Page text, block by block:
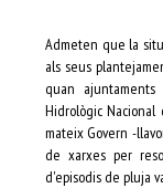
Admeten que la
als seus
quan
Hidrològic Nacional
mateix Govern -
de xarxes per
d'episodis de pluja